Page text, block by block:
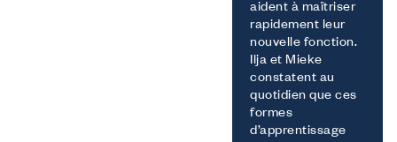
aident à maîtriser
rapidement leur
nouvelle fonction.
Ilja et Mieke
constatent au
quotidien que ces
formes
d’apprentissage